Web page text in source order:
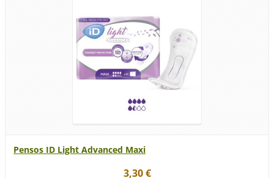
Pensos ID Light Advanced Maxi
3,30 €